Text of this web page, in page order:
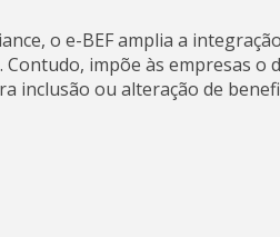
o e-BEF amplia a
impõe às empresas
inclusão ou alteração de